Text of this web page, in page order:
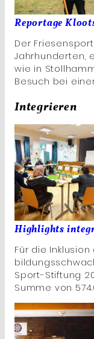
Reportage
Der
Jahrhunderten,
wie in
Besuch bei
Integrieren
Highlights
Für die
Sport-Stiftung
Summe von